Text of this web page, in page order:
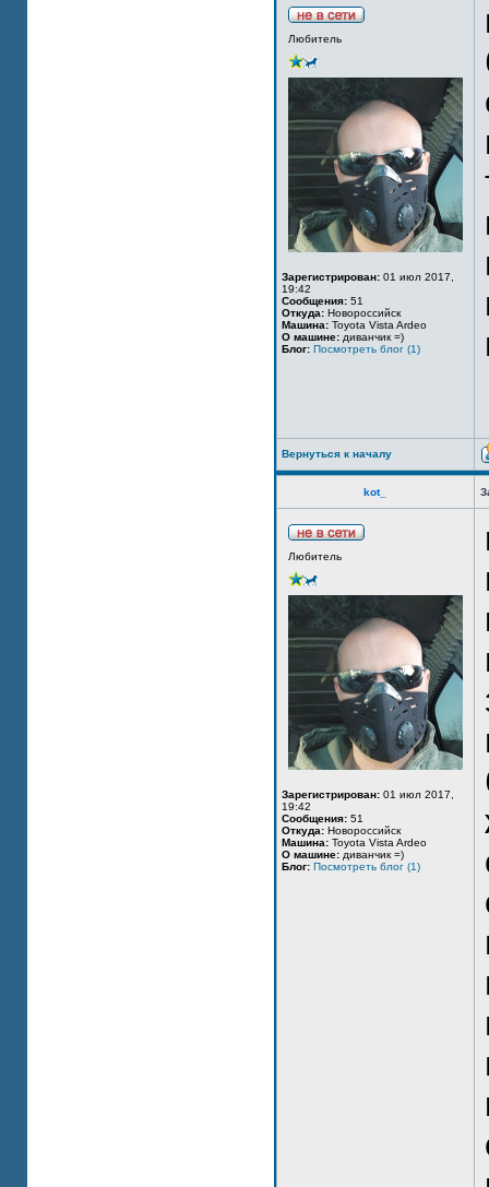
Любитель
Зарегистрирован: 01 июл 2017,
19:42
Сообщения: 51
Откуда: Новороссийск
Машина: Toyota Vista Ardeo
О машине: диванчик =)
Блог: Посмотреть блог (1)
Вернуться к началу
kot_
Любитель
Зарегистрирован: 01 июл 2017,
19:42
Сообщения: 51
Откуда: Новороссийск
Машина: Toyota Vista Ardeo
О машине: диванчик =)
Блог: Посмотреть блог (1)